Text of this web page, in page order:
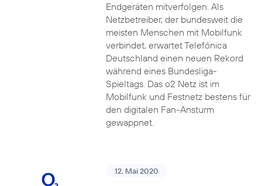
Endgeräten mitverfolgen. Als
Netzbetreiber, der bundesweit die
meisten Menschen mit Mobilfunk
verbindet, erwartet Telefónica
Deutschland einen neuen Rekord
während eines Bundesliga-
Spieltags. Das o2 Netz ist im
Mobilfunk und Festnetz bestens für
den digitalen Fan-Ansturm
gewappnet.
12. Mai 2020